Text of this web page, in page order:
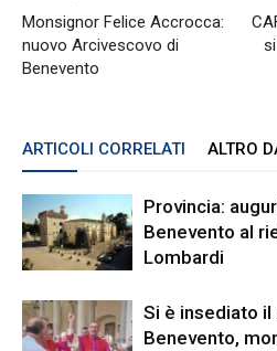
Monsignor Felice Accrocca:
nuovo Arcivescovo di
Benevento
ARTICOLI CORRELATI ALTRO
Provincia:
Benevento al
Lombardi
Si è insediato il
Benevento,